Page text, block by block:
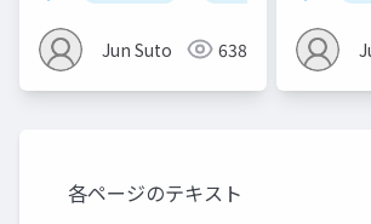
Jun Suto 638
各ページのテキスト